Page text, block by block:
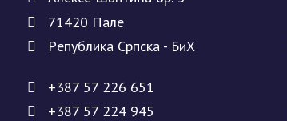
71420 Палe
Рeпублика Српска - БиХ
+387 57 226 651
+387 57 224 945